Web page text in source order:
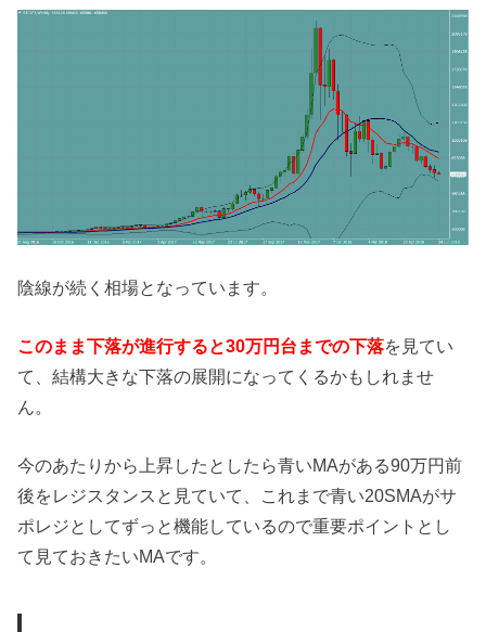
陰線が続く相場となっています。
このまま下落が進行すると30万円台までの下落を見てい
て、結構大きな下落の展開になってくるかもしれませ
ん。
今のあたりから上昇したとしたら青いMAがある90万円前
後をレジスタンスと見ていて、これまで青い20SMAがサ
ポレジとしてずっと機能しているので重要ポイントとし
て見ておきたいMAです。